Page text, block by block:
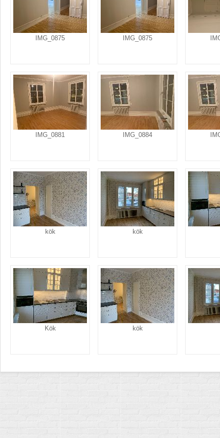
IMG_0875 IMG_0875
IMG_0881 IMG_0884
kök kök
Kök kök